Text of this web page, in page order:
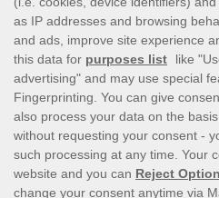
This site’s operations are
Authority and is operated by
1/5297 Level G, Quantum
Street, Ta’ Xbiex, XBX
license issued by the Malta
number MGA/CRP/171/